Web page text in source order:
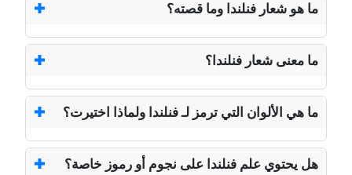
ما هو شعار فنلندا وما قصته؟
ما معنى شعار فنلندا؟
ما هي الألوان التي ترمز لـ فنلندا ولماذا اختيرت؟
هل يحتوي علم فنلندا على نجوم أو رموز خاصة؟